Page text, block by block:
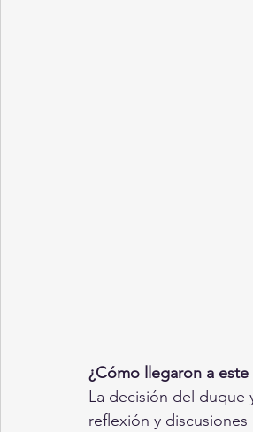
¿Cómo llegaron a
La decisión del duque
reflexión y